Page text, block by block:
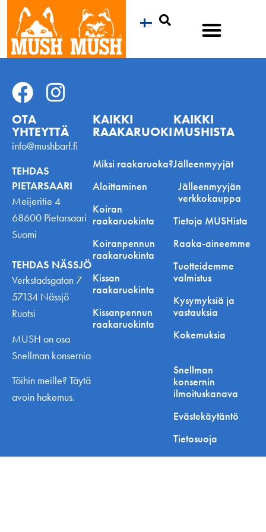
OTA
YHTEYTTÄ
info@mushbarf.fi
TEHDAS
PIETARSAARI
Meijeritie 4
68600 Pietarsaari
Suomi
TEHDAS NÄSSJÖ
Verkstadsgatan 7
57134 Nässjö
Ruotsi
MUSH on osa
Snellman konsernia
Töihin meille? Täytä
avoin hakemus.
KAIKKI
RAAKARUOKINNASTA
Miksi raakaruoka?
Aloittaminen
Koiran
raakaruokinta
Koiranpennun
raakaruokinta
Kissan
raakaruokinta
Kissanpennun
raakaruokinta
KAIKKI
MUSHISTA
Jälleenmyyjät
Jälleenmyyjän
verkkokauppa
Tietoja MUSHista
Raaka-aineemme
Tuotteidemme
valmistus
Kysymyksiä ja
vastauksia
Kokemuksia
Snellman
konsernin
ilmoituskanava
Evästekäytäntö
Tietosuoja